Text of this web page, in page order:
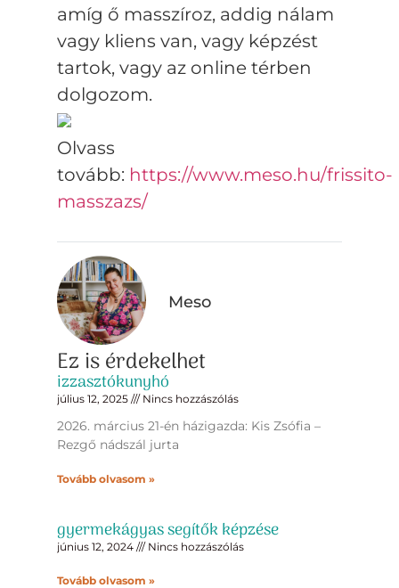
amíg ő masszíroz, addig nálam
vagy kliens van, vagy képzést
tartok, vagy az online térben
dolgozom.
Olvass
tovább: https://www.meso.hu/frissito-
masszazs/
Meso
Ez is érdekelhet
izzasztókunyhó
július 12, 2025 Nincs hozzászólás
2026. március 21-én házigazda: Kis Zsófia –
Rezgő nádszál jurta
Tovább olvasom »
gyermekágyas segítők képzése
június 12, 2024 Nincs hozzászólás
Tovább olvasom »